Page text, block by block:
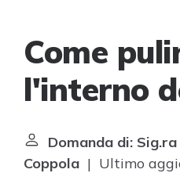
Come
l'interno
Domanda di:
Coppola | Ultimo